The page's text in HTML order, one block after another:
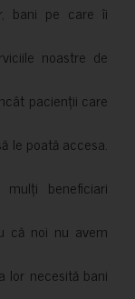
bani pe care îi
noastre de
pacienții care
le poată accesa.
beneficiari
că noi nu avem
lor necesită bani